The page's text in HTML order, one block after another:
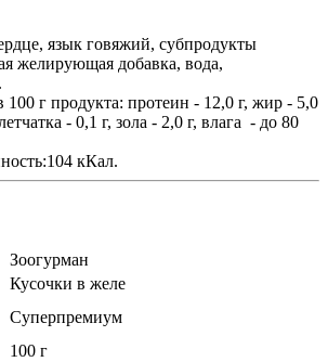
язык говяжий, субпродукты
желирующая добавка, вода,
г продукта: протеин - 12,0 г, жир - 5,0
- 0,1 г, зола - 2,0 г, влага - до 80
кКал.
Зоогурман
Кусочки в желе
Суперпремиум
100 г